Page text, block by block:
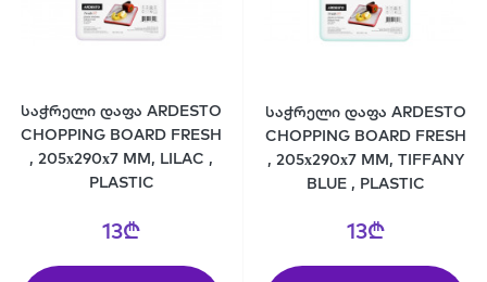
საჭრელი დაფა ARDESTO
CHOPPING BOARD FRESH
, 205х290х7 MM, LILAC ,
PLASTIC
13₾
საჭრელი დაფა ARDESTO
CHOPPING BOARD FRESH
, 205х290х7 MM, TIFFANY
BLUE , PLASTIC
13₾